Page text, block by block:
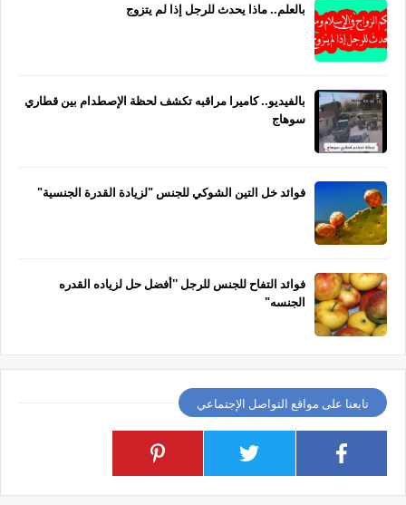
بالعلم.. ماذا يحدث للرجل إذا لم يتزوج
بالفيديو.. كاميرا مراقبه تكشف لحظة الإصطدام بين قطاري
سوهاج
فوائد خل التين الشوكي للجنس "لزيادة القدرة الجنسية"
فوائد التفاح للجنس للرجل ''أفضل حل لزياده القدره
الجنسه"
تابعنا على مواقع التواصل الإجتماعي